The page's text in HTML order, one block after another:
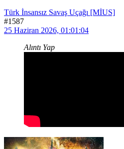
Türk İnsansız Savaş Uçağı [MİUS]
#1587
25 Haziran 2026, 01:01:04
Alıntı Yap